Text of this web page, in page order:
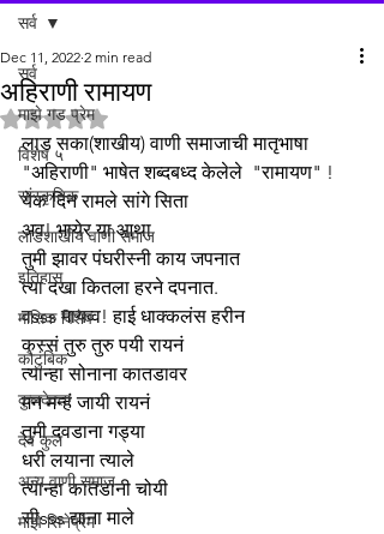
सर्व
माझे गड प्रेम
विशेष ५
सांस्कृतिक
लाडशाखीय वाणी समाज
इतिहास
मासिक विशेष
कौटुंबिक
कुलदेवता
देव कुल
अन्य वाणी समाज
माझे सिनेप्रेम
सर्व
अहिराणी रामायण
Dec 11, 2022 2 min read
Rated NaN out of 5 stars.
लाड सका(शाखीय) वाणी समाजाची मातृभाषा
"अहिराणी" भाषेत शब्दबध्द केलेले  "रामायण" !
येक दिन रामले सांगे सिता
अव! भायेर या आथा
तुमी झावर पंघरीस्नी काय जपनात
त्या दखा कितला हरने दपनात.
वsss मायव्व! हाई धाक्कलंस हरीन
कस्सं तुरु तुरु पयी रायनं
त्यान्हा सोनाना कातडावर
मन मन्हं जायी रायनं
तुमी दवडाना गड्या
धरी लयाना त्याले
त्यान्हा कातडानी चोयी
सीsss द्याना माले